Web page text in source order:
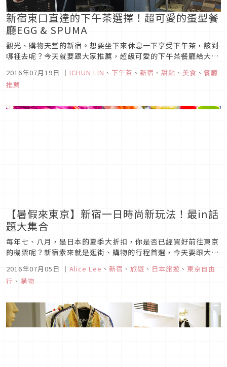
新宿東口直達的下午茶選擇！超可愛的蛋型餐
廳EGG & SPUMA
觀光、購物天堂的新宿。想要坐下來休息一下享受下午茶，該到
哪裡去呢？今天就要跟大家推薦，超級可愛的下午茶餐廳給大家
2016年07月19日 ｜ ICHUN LIN 、 下午茶 、 新宿 、 甜點 、 美食 、 餐廳
推薦
【暑假來東京】新宿一日時尚新玩法！最in話
題大集合
每年七、八月，是日本的夏季大折扣，你是否已經買好前往東京
的機票呢？新宿素來就是逛街、購物的行程首選，今天要跟大家
一天到新宿吧！
2016年07月05日 ｜ Alice Lee 、 新宿 、 旅遊 、 日本旅遊 、 東京自由
行 、 購物